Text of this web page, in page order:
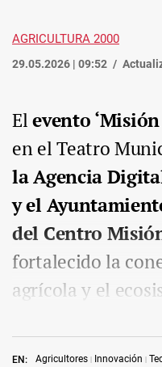
AGRICULTURA 2000
29.05.2026 | 09:52
EN: Agricultores Innovación
Elevento
en el Teatro
la Agencia
y el
del Centro
fortalecido la
agrícola y el